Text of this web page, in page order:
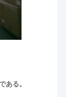
ある。
設された。ビー
とバイオ
気nanoparticle